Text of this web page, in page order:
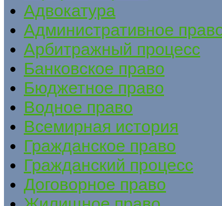
Адвокатура
Административное
Арбитражный процесс
Банковское право
Бюджетное право
Водное право
Всемирная история
Гражданское право
Гражданский процесс
Договорное право